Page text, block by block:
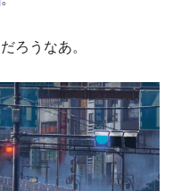
ろうなあ。